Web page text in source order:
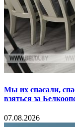
Мы их спасали,
взяться за
07.08.2026